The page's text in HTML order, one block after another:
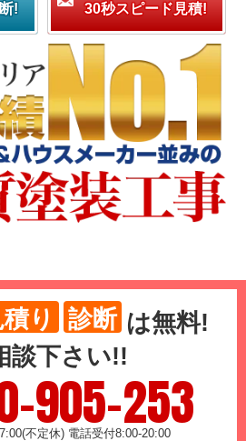
! 30秒スピード見積!
り 診断 は無料!
談下さい!!
905-253
不定休) 電話受付8:00-20:00